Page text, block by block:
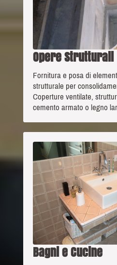
Opere Strutturali
Fornitura e posa di
strutturale per
Coperture ventilate,
cemento armato o legno
Bagni e Cucine